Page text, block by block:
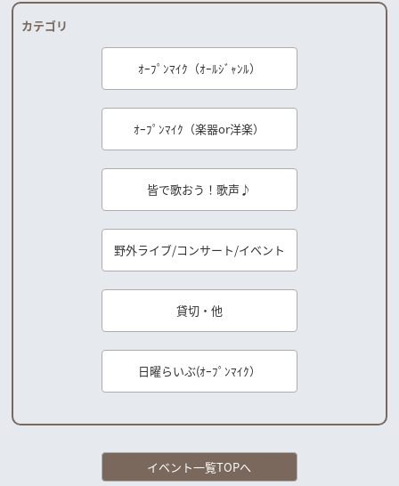
カテゴリ
ｵｰﾌﾟﾝﾏｲｸ（ｵｰﾙｼﾞｬﾝﾙ）
ｵｰﾌﾟﾝﾏｲｸ（楽器or洋楽）
皆で歌おう！歌声♪
野外ライブ/コンサート/イベント
貸切・他
日曜らいぶ(ｵｰﾌﾟﾝﾏｲｸ）
イベント一覧TOPへ